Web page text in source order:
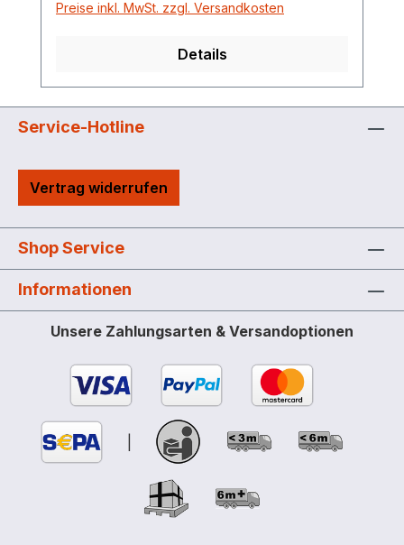
Lagerebene optional als Zubehör
Preise inkl. MwSt. zzgl. Versandkosten
Details
Service-Hotline
Vertrag widerrufen
Shop Service
Informationen
Unsere Zahlungsarten & Versandoptionen